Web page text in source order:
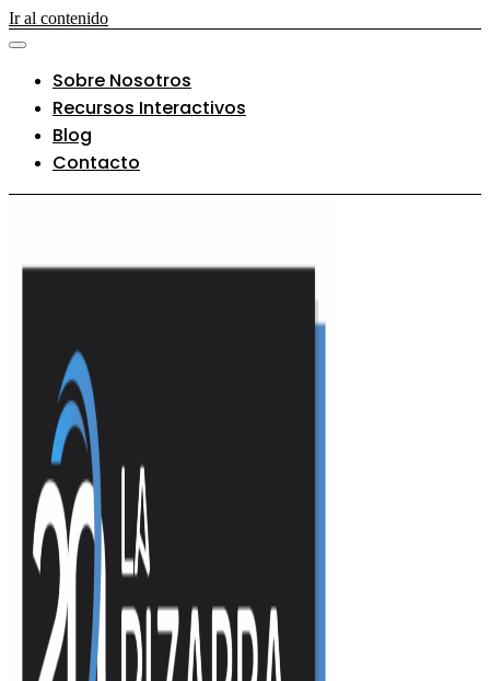
Ir al contenido
Sobre Nosotros
Recursos Interactivos
Blog
Contacto